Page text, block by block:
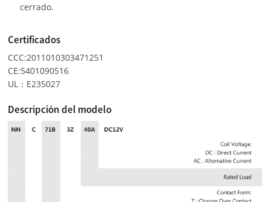
cerrado.
Certificados
CCC:2011010303471251
CE:5401090516
UL：E235027
Descripción del modelo